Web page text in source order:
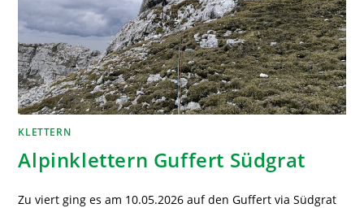
KLETTERN
Alpinklettern Guffert Südgrat
Zu viert ging es am 10.05.2026 auf den Guffert via Südgrat